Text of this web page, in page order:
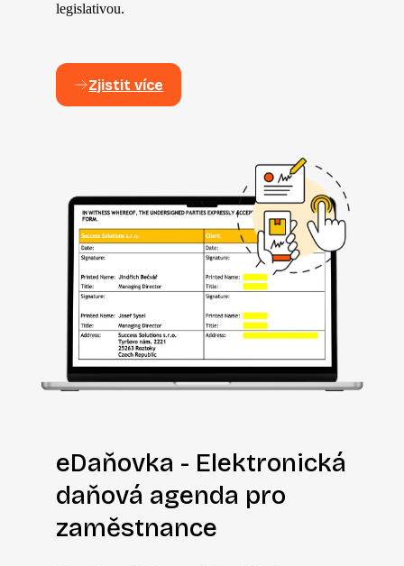
legislativou.
Zjistit více
eDaňovka - Elektronická
daňová agenda pro
zaměstnance